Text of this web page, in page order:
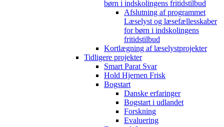
børn i indskolingens fritidstilbud
Afslutning af programmet
Læselyst og læsefællesskaber
for børn i indskolingens
fritidstilbud
Kortlægning af læselystprojekter
Tidligere projekter
Smart Parat Svar
Hold Hjernen Frisk
Bogstart
Danske erfaringer
Bogstart i udlandet
Forskning
Evaluering